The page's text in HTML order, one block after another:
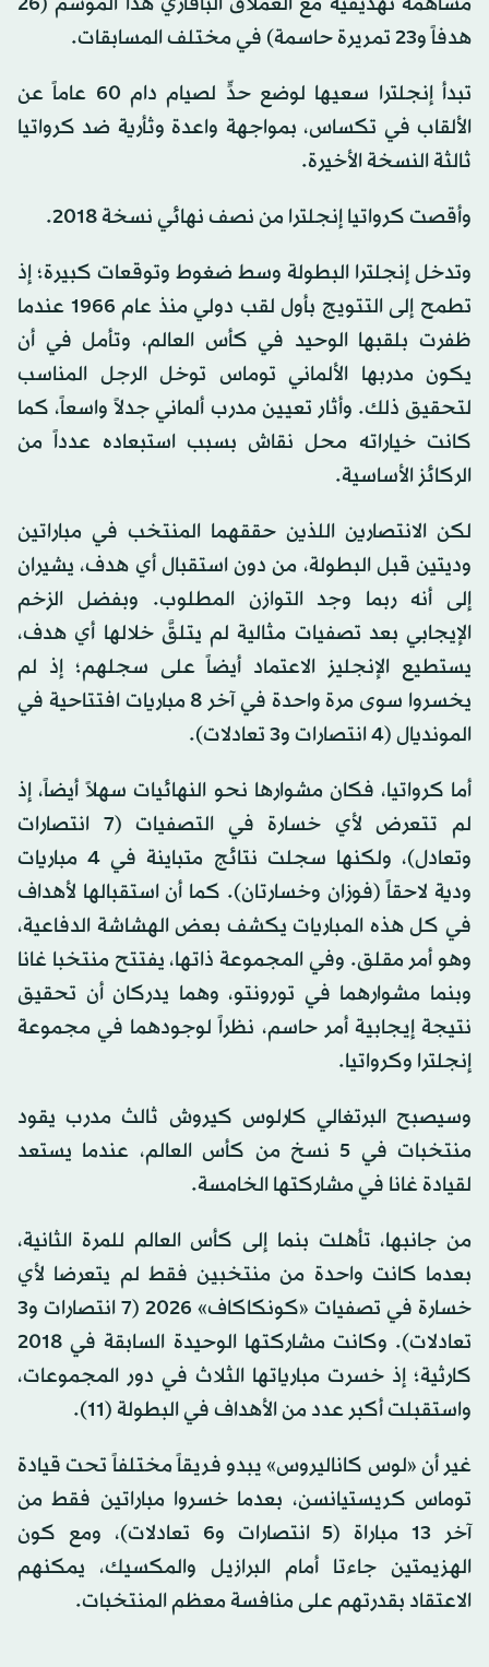
هدفاً و23 تمريرة حاسمة) في مختلف المسابقات.
تبدأ إنجلترا سعيها لوضع حدٍّ لصيام دام 60 عاماً عن
الألقاب في تكساس، بمواجهة واعدة وثأرية ضد كرواتيا
ثالثة النسخة الأخيرة.
وأقصت كرواتيا إنجلترا من نصف نهائي نسخة 2018.
وتدخل إنجلترا البطولة وسط ضغوط وتوقعات كبيرة؛ إذ
تطمح إلى التتويج بأول لقب دولي منذ عام 1966 عندما
ظفرت بلقبها الوحيد في كأس العالم، وتأمل في أن
يكون مدربها الألماني توماس توخل الرجل المناسب
لتحقيق ذلك. وأثار تعيين مدرب ألماني جدلاً واسعاً، كما
كانت خياراته محل نقاش بسبب استبعاده عدداً من
الركائز الأساسية.
لكن الانتصارين اللذين حققهما المنتخب في مباراتين
وديتين قبل البطولة، من دون استقبال أي هدف، يشيران
إلى أنه ربما وجد التوازن المطلوب. وبفضل الزخم
الإيجابي بعد تصفيات مثالية لم يتلقَّ خلالها أي هدف،
يستطيع الإنجليز الاعتماد أيضاً على سجلهم؛ إذ لم
يخسروا سوى مرة واحدة في آخر 8 مباريات افتتاحية في
المونديال (4 انتصارات و3 تعادلات).
أما كرواتيا، فكان مشوارها نحو النهائيات سهلاً أيضاً، إذ
لم تتعرض لأي خسارة في التصفيات (7 انتصارات
وتعادل)، ولكنها سجلت نتائج متباينة في 4 مباريات
ودية لاحقاً (فوزان وخسارتان). كما أن استقبالها لأهداف
في كل هذه المباريات يكشف بعض الهشاشة الدفاعية،
وهو أمر مقلق. وفي المجموعة ذاتها، يفتتح منتخبا غانا
وبنما مشوارهما في تورونتو، وهما يدركان أن تحقيق
نتيجة إيجابية أمر حاسم، نظراً لوجودهما في مجموعة
إنجلترا وكرواتيا.
وسيصبح البرتغالي كارلوس كيروش ثالث مدرب يقود
منتخبات في 5 نسخ من كأس العالم، عندما يستعد
لقيادة غانا في مشاركتها الخامسة.
من جانبها، تأهلت بنما إلى كأس العالم للمرة الثانية،
بعدما كانت واحدة من منتخبين فقط لم يتعرضا لأي
خسارة في تصفيات «كونكاكاف» 2026 (7 انتصارات و3
تعادلات). وكانت مشاركتها الوحيدة السابقة في 2018
كارثية؛ إذ خسرت مبارياتها الثلاث في دور المجموعات،
واستقبلت أكبر عدد من الأهداف في البطولة (11).
غير أن «لوس كاناليروس» يبدو فريقاً مختلفاً تحت قيادة
توماس كريستيانسن، بعدما خسروا مباراتين فقط من
آخر 13 مباراة (5 انتصارات و6 تعادلات)، ومع كون
الهزيمتين جاءتا أمام البرازيل والمكسيك، يمكنهم
الاعتقاد بقدرتهم على منافسة معظم المنتخبات.